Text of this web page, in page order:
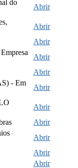
do
Abrir
Abrir
Abrir
Abrir
Abrir
- Em
Abrir
Abrir
Abrir
-
Abrir
Abrir
Abrir